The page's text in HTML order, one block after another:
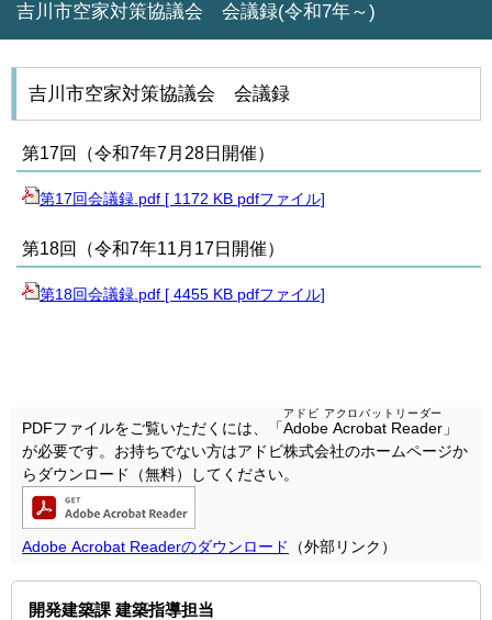
吉川市空家対策協議会 会議録(令和7年～)
吉川市空家対策協議会 会議録
第17回（令和7年7月28日開催）
第17回会議録.pdf [ 1172 KB pdfファイル]
第18回（令和7年11月17日開催）
第18回会議録.pdf [ 4455 KB pdfファイル]
PDFファイルをご覧いただくには、「Adobe Acrobat Reader
アドビ アクロバットリーダー
」
が必要です。お持ちでない方はアドビ株式会社のホームページか
らダウンロード（無料）してください。
Adobe Acrobat Readerのダウンロード （外部リンク）
開発建築課 建築指導担当